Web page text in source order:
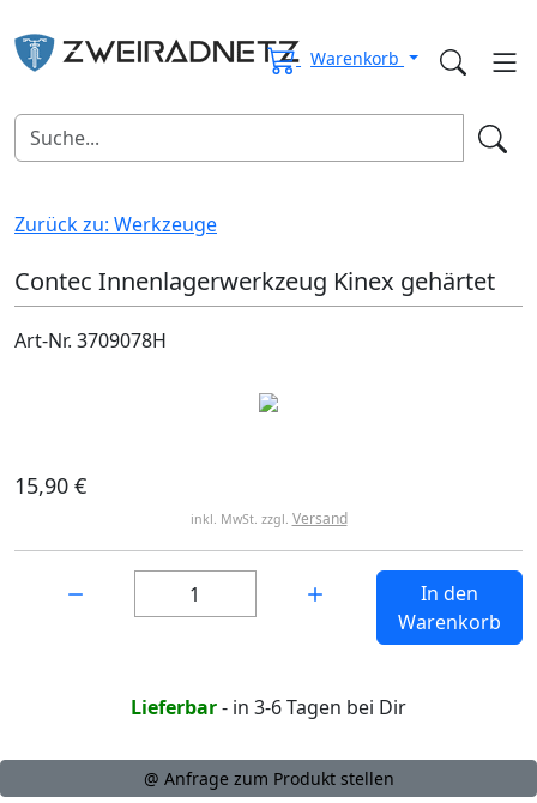
Warenkorb
Zurück zu: Werkzeuge
Contec Innenlagerwerkzeug Kinex gehärtet
Art-Nr. 3709078H
15,90 €
inkl. MwSt. zzgl. Versand
In den
Warenkorb
Lieferbar- in 3-6 Tagen bei Dir
@ Anfrage zum Produkt stellen